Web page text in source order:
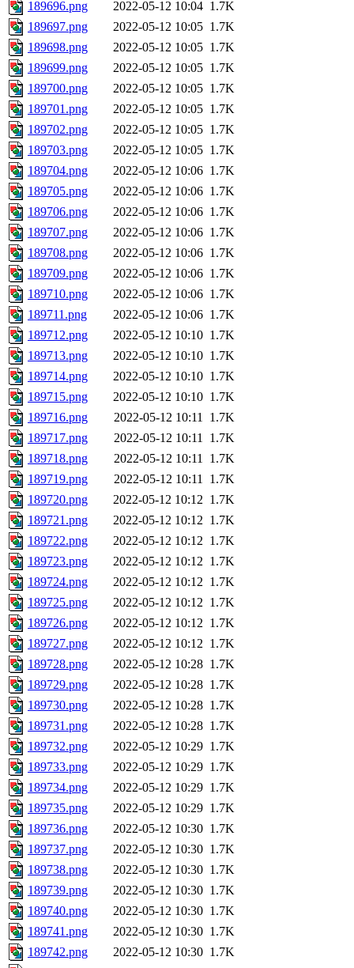
189696.png
2022-05-12 10:04 1.7K
189697.png
2022-05-12 10:05 1.7K
189698.png
2022-05-12 10:05 1.7K
189699.png
2022-05-12 10:05 1.7K
189700.png
2022-05-12 10:05 1.7K
189701.png
2022-05-12 10:05 1.7K
189702.png
2022-05-12 10:05 1.7K
189703.png
2022-05-12 10:05 1.7K
189704.png
2022-05-12 10:06 1.7K
189705.png
2022-05-12 10:06 1.7K
189706.png
2022-05-12 10:06 1.7K
189707.png
2022-05-12 10:06 1.7K
189708.png
2022-05-12 10:06 1.7K
189709.png
2022-05-12 10:06 1.7K
189710.png
2022-05-12 10:06 1.7K
189711.png
2022-05-12 10:06 1.7K
189712.png
2022-05-12 10:10 1.7K
189713.png
2022-05-12 10:10 1.7K
189714.png
2022-05-12 10:10 1.7K
189715.png
2022-05-12 10:10 1.7K
189716.png
2022-05-12 10:11 1.7K
189717.png
2022-05-12 10:11 1.7K
189718.png
2022-05-12 10:11 1.7K
189719.png
2022-05-12 10:11 1.7K
189720.png
2022-05-12 10:12 1.7K
189721.png
2022-05-12 10:12 1.7K
189722.png
2022-05-12 10:12 1.7K
189723.png
2022-05-12 10:12 1.7K
189724.png
2022-05-12 10:12 1.7K
189725.png
2022-05-12 10:12 1.7K
189726.png
2022-05-12 10:12 1.7K
189727.png
2022-05-12 10:12 1.7K
189728.png
2022-05-12 10:28 1.7K
189729.png
2022-05-12 10:28 1.7K
189730.png
2022-05-12 10:28 1.7K
189731.png
2022-05-12 10:28 1.7K
189732.png
2022-05-12 10:29 1.7K
189733.png
2022-05-12 10:29 1.7K
189734.png
2022-05-12 10:29 1.7K
189735.png
2022-05-12 10:29 1.7K
189736.png
2022-05-12 10:30 1.7K
189737.png
2022-05-12 10:30 1.7K
189738.png
2022-05-12 10:30 1.7K
189739.png
2022-05-12 10:30 1.7K
189740.png
2022-05-12 10:30 1.7K
189741.png
2022-05-12 10:30 1.7K
189742.png
2022-05-12 10:30 1.7K